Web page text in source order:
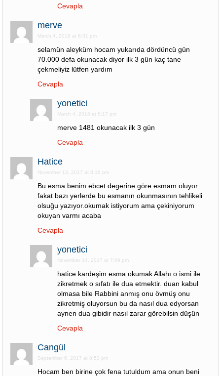
Cevapla
merve
March 4, 2018 at 6:31 pm
selamün aleyküm hocam yukarıda dördüncü gün
70.000 defa okunacak diyor ilk 3 gün kaç tane
çekmeliyiz lütfen yardım
Cevapla
yonetici
March 4, 2018 at 8:17 pm
merve 1481 okunacak ilk 3 gün
Cevapla
Hatice
November 13, 2017 at 8:16 pm
Bu esma benim ebcet degerine göre esmam oluyor
fakat bazı yerlerde bu esmanın okunmasının tehlikeli
olsuğu yazıyor.okumak istiyorum ama çekiniyorum
okuyan varmı acaba
Cevapla
yonetici
November 14, 2017 at 7:09 pm
hatice kardeşim esma okumak Allahı o ismi ile
zikretmek o sıfatı ile dua etmektir. duan kabul
olmasa bile Rabbini anmış onu övmüş onu
zikretmiş oluyorsun bu da nasıl dua edyorsan
aynen dua gibidir nasıl zarar görebilsin düşün
Cevapla
Cangül
September 6, 2017 at 8:53 pm
Hocam ben birine çok fena tutuldum ama onun beni